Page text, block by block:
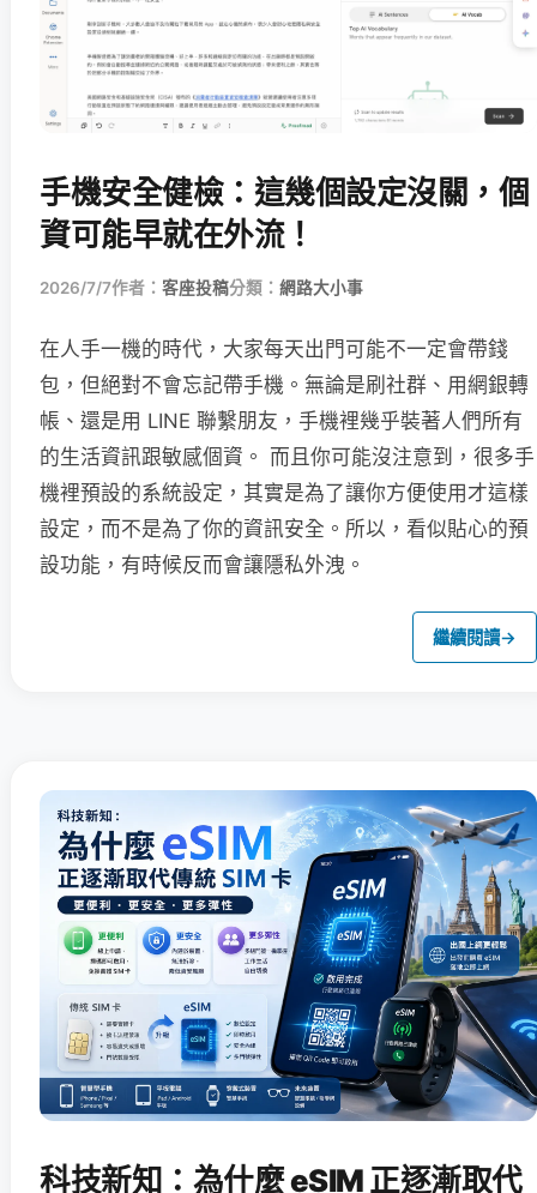
手機安全健檢：這幾個設定沒關，個
資可能早就在外流！
2026/7/7作者： 客座投稿分類： 網路大小事
在人手一機的時代，大家每天出門可能不一定會帶錢
包，但絕對不會忘記帶手機。無論是刷社群、用網銀轉
帳、還是用 LINE 聯繫朋友，手機裡幾乎裝著人們所有
的生活資訊跟敏感個資。 而且你可能沒注意到，很多手
機裡預設的系統設定，其實是為了讓你方便使用才這樣
設定，而不是為了你的資訊安全。所以，看似貼心的預
設功能，有時候反而會讓隱私外洩。
繼續閱讀→
科技新知：為什麼 eSIM 正逐漸取代